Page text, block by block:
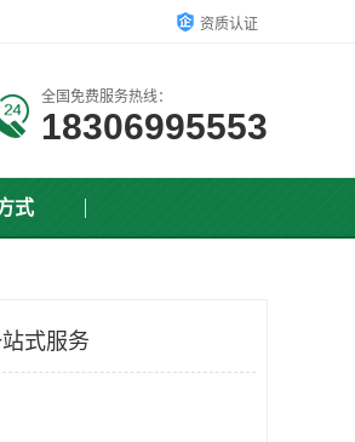
资质认证
全国免费服务热线：
18306995553
式
式服务